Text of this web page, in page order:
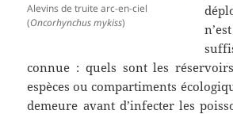
Alevins de truite arc-en-ciel
(Oncorhynchus mykiss)
connue : quels sont les réservoirs
espèces ou compartiments
demeure avant d’infecter les